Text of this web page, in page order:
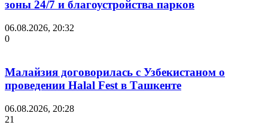
зоны 24/7 и благоустройства парков
06.08.2026, 20:32
0
Малайзия договорилась с Узбекистаном о
проведении Halal Fest в Ташкенте
06.08.2026, 20:28
21